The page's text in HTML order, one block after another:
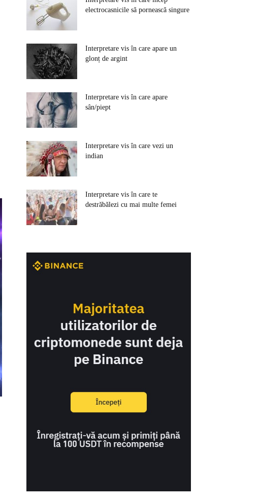
electrocasnicile să pornească singure
Interpretare vis în care apare un
glonț de argint
Interpretare vis în care apare
sân/piept
Interpretare vis în care vezi un
indian
Interpretare vis în care te
destrăbălezi cu mai multe femei